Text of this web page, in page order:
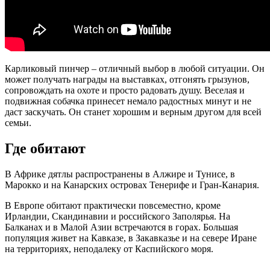
Карликовый пинчер – отличный выбор в любой ситуации. Он
может получать награды на выставках, отгонять грызунов,
сопровождать на охоте и просто радовать душу. Веселая и
подвижная собачка принесет немало радостных минут и не
даст заскучать. Он станет хорошим и верным другом для всей
семьи.
Где обитают
В Африке дятлы распространены в Алжире и Тунисе, в
Марокко и на Канарских островах Тенерифе и Гран-Канария.
В Европе обитают практически повсеместно, кроме
Ирландии, Скандинавии и российского Заполярья. На
Балканах и в Малой Азии встречаются в горах. Большая
популяция живет на Кавказе, в Закавказье и на севере Иране
на территориях, неподалеку от Каспийского моря.